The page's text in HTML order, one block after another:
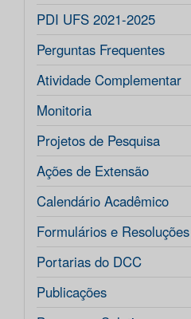
PDI UFS 2021-2025
Perguntas Frequentes
Atividade Complementar
Monitoria
Projetos de Pesquisa
Ações de Extensão
Calendário Acadêmico
Formulários e Resoluções
Portarias do DCC
Publicações